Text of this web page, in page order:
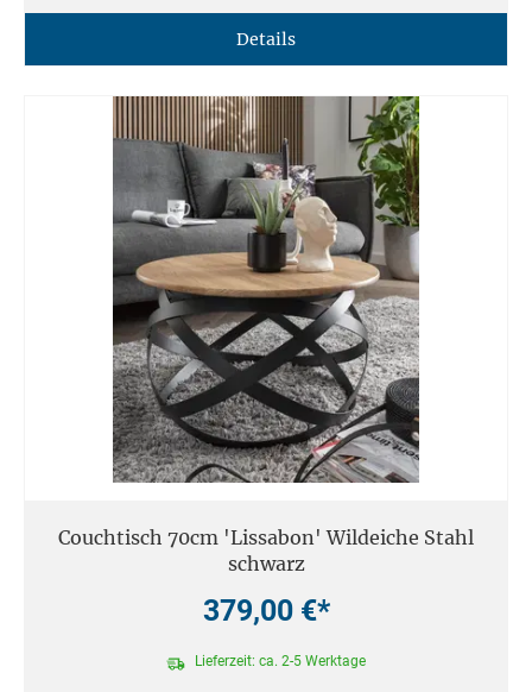
Details
Couchtisch 70cm 'Lissabon' Wildeiche Stahl
schwarz
379,00 €*
Lieferzeit: ca. 2-5 Werktage